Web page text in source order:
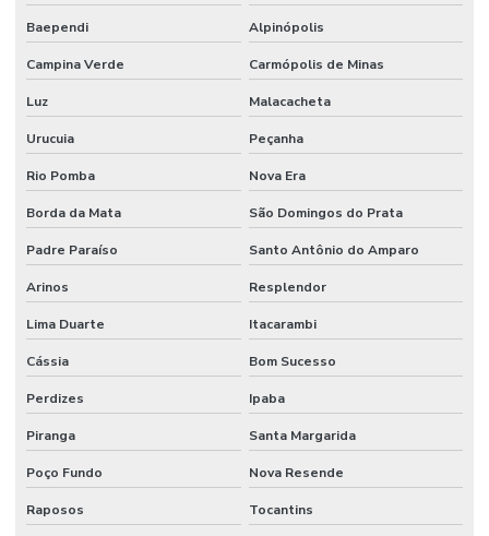
Baependi Alpinópolis
Campina Verde Carmópolis de Minas
Luz Malacacheta
Urucuia Peçanha
Rio Pomba Nova Era
Borda da Mata São Domingos do Prata
Padre Paraíso Santo Antônio do Amparo
Arinos Resplendor
Lima Duarte Itacarambi
Cássia Bom Sucesso
Perdizes Ipaba
Piranga Santa Margarida
Poço Fundo Nova Resende
Raposos Tocantins